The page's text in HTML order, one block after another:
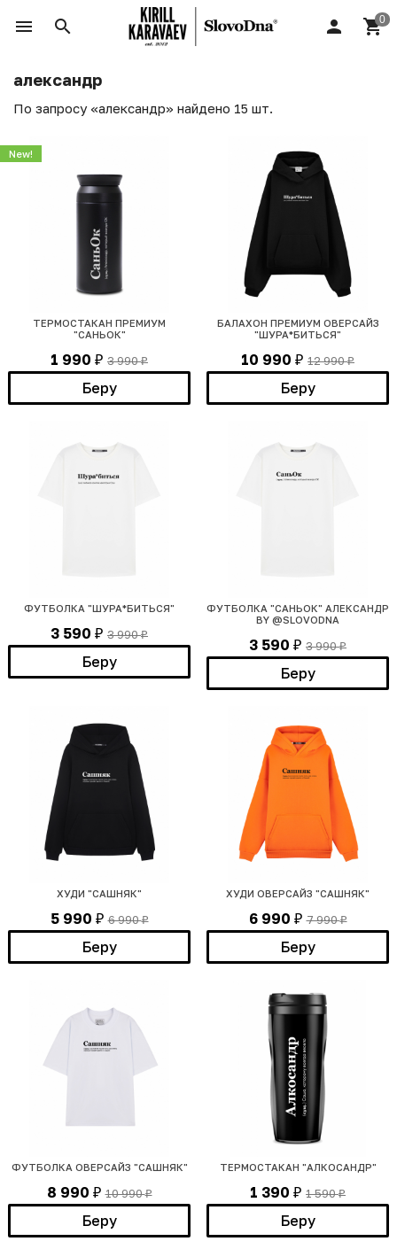
александр
По запросу «александр» найдено 15 шт.
ТЕРМОСТАКАН ПРЕМИУМ
"САНЬОК"
1 990 ₽ 3 990₽
Беру
New!
БАЛАХОН ПРЕМИУМ ОВЕРСАЙЗ
"ШУРА*БИТЬСЯ"
10 990 ₽ 12 990₽
Беру
ФУТБОЛКА "ШУРА*БИТЬСЯ"
3 590 ₽ 3 990₽
Беру
ФУТБОЛКА "САНЬОК" АЛЕКСАНДР
BY @SLOVODNA
3 590 ₽ 3 990₽
Беру
ХУДИ "САШНЯК"
5 990 ₽ 6 990₽
Беру
ХУДИ ОВЕРСАЙЗ "САШНЯК"
6 990 ₽ 7 990₽
Беру
ФУТБОЛКА ОВЕРСАЙЗ "САШНЯК"
8 990 ₽ 10 990₽
Беру
ТЕРМОСТАКАН "АЛКОСАНДР"
1 390 ₽ 1 590₽
Беру